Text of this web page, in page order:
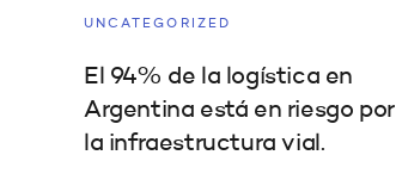
UNCATEGORIZED
El 94% de la logística en
Argentina está en riesgo por
la infraestructura vial.